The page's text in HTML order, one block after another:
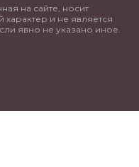
на сайте, носит
и не является
явно не указано иное.